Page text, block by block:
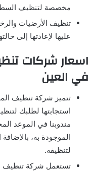
مخصصة لتنظيف
تنظيف الأرضيات
عليها لإعادتها إلى
اسعار شركات
في العين
تتميز شركة تنظيف
استجابتها لطلبك
مندوبنا في الموعد
الموجودة به،
لتنظيفه.
تستعمل شركة تنظيف